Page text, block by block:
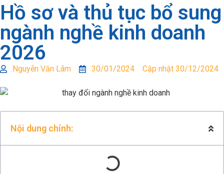
Hồ sơ và thủ tục bổ sung
ngành nghề kinh doanh
2026
Nguyễn Văn Lãm 30/01/2024 Cập nhật 30/12/2024
Nội dung chính: